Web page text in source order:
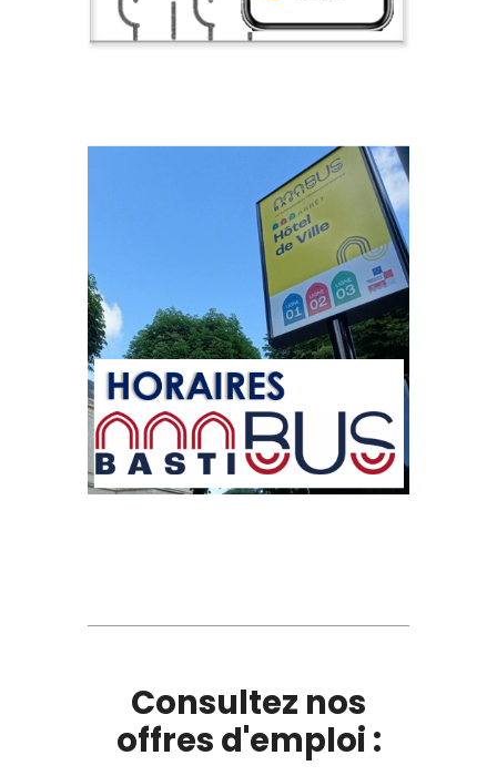
Consultez nos
offres d'emploi :